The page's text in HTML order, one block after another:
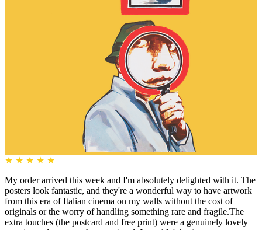
★ ★ ★ ★ ★
My order arrived this week and I'm absolutely delighted with it. The
posters look fantastic, and they're a wonderful way to have artwork
from this era of Italian cinema on my walls without the cost of
originals or the worry of handling something rare and fragile.The
extra touches (the postcard and free print) were a genuinely lovely